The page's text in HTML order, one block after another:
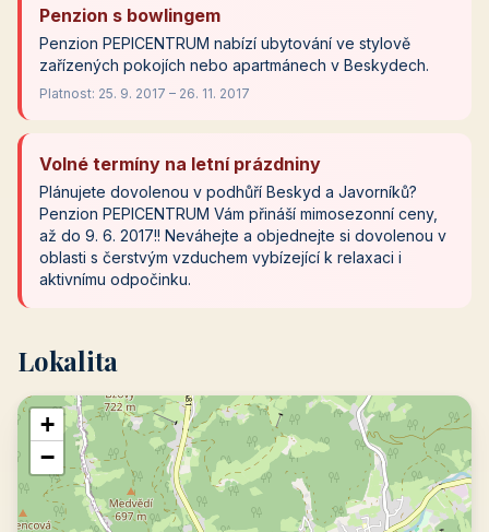
Penzion s bowlingem
Penzion PEPICENTRUM nabízí ubytování ve stylově
zařízených pokojích nebo apartmánech v Beskydech.
Platnost: 25. 9. 2017 – 26. 11. 2017
Volné termíny na letní prázdniny
Plánujete dovolenou v podhůří Beskyd a Javorníků?
Penzion PEPICENTRUM Vám přináší mimosezonní ceny,
až do 9. 6. 2017!! Neváhejte a objednejte si dovolenou v
oblasti s čerstvým vzduchem vybízející k relaxaci i
aktivnímu odpočinku.
Lokalita
+
−